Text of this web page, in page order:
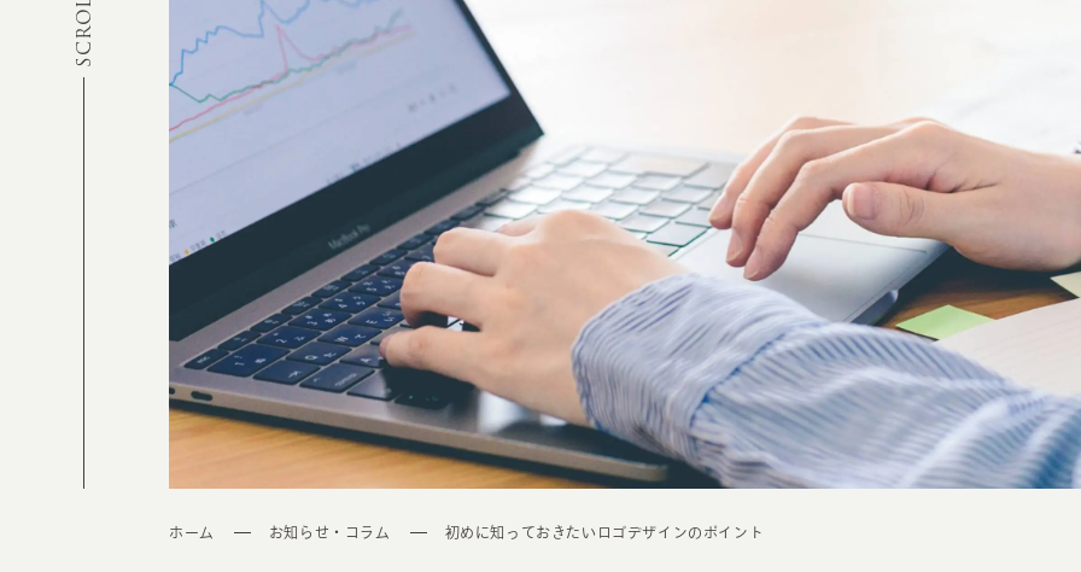
SCROLL
ホーム お知らせ・コラム 初めに知っておきたいロゴデザインのポイント